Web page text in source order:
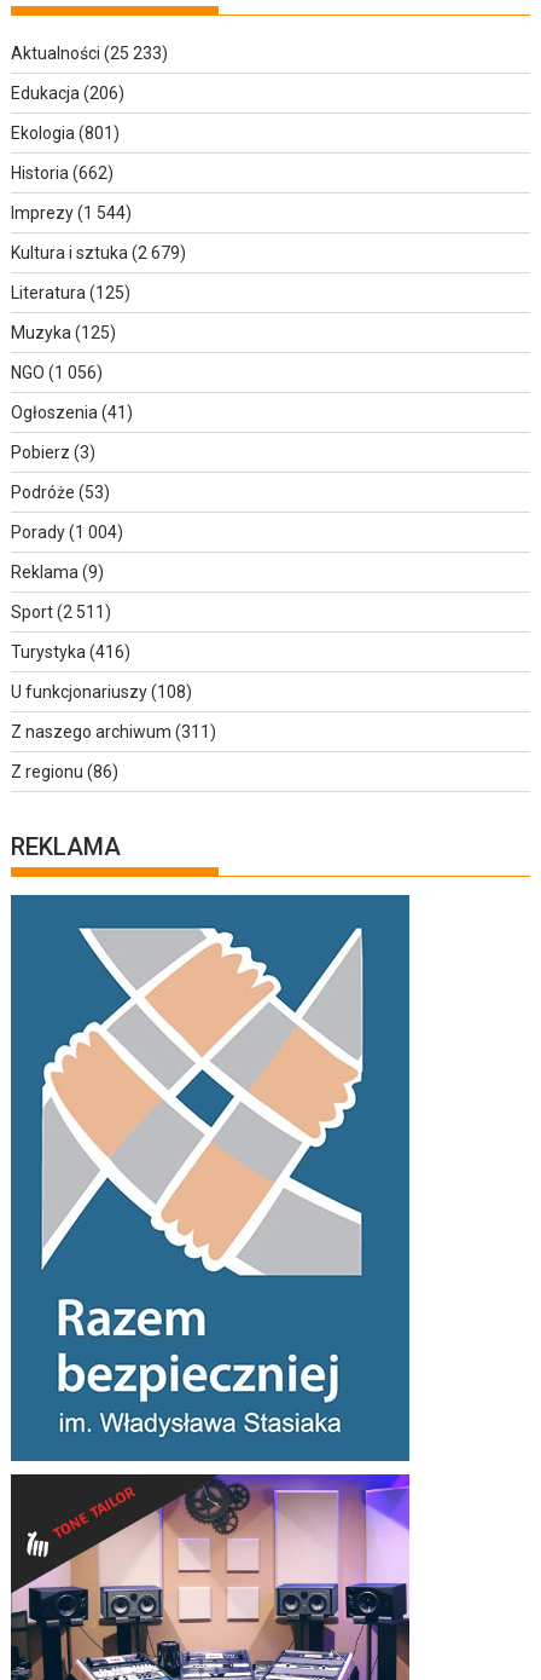
Aktualności (25 233)
Edukacja (206)
Ekologia (801)
Historia (662)
Imprezy(1 544)
Kultura i sztuka (2 679)
Literatura (125)
Muzyka (125)
NGO (1 056)
Ogłoszenia (41)
Pobierz (3)
Podróże (53)
Porady(1 004)
Reklama (9)
Sport(2 511)
Turystyka (416)
U funkcjonariuszy(108)
Z naszego archiwum (311)
Z regionu (86)
REKLAMA